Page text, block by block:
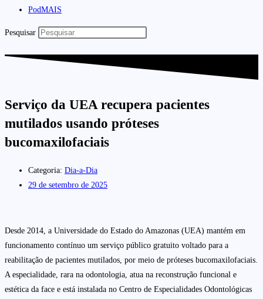
PodMAIS
Pesquisar
Serviço da UEA recupera pacientes
mutilados usando próteses
bucomaxilofaciais
Categoria: Dia-a-Dia
29 de setembro de 2025
Desde 2014, a Universidade do Estado do Amazonas (UEA) mantém em
funcionamento contínuo um serviço público gratuito voltado para a
reabilitação de pacientes mutilados, por meio de próteses bucomaxilofaciais.
A especialidade, rara na odontologia, atua na reconstrução funcional e
estética da face e está instalada no Centro de Especialidades Odontológicas